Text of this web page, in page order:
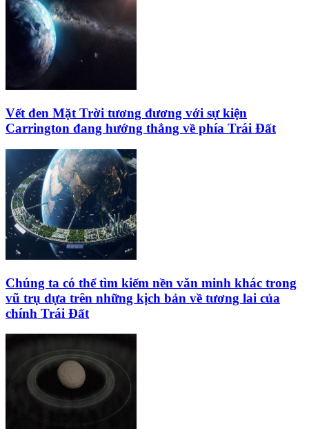
Vết đen Mặt Trời tương đương với sự kiện
Carrington đang hướng thẳng về phía Trái Đất
Chúng ta có thể tìm kiếm nền văn minh khác trong
vũ trụ dựa trên những kịch bản về tương lai của
chính Trái Đất